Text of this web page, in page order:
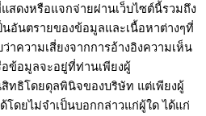
ดงหรือแจกจ่ายผ่านเว็บไซต์นี้รวมถึง
อันตรายของข้อมูลและเนื้อหาต่างๆที่
าความเสี่ยงจากการอ้างอิงความเห็น
ข้อมูลจะอยู่ที่ท่านเพียงผู้
ทธิโดยดุลพินิจของบริษัท แต่เพียงผู้
โดยไม่จำเป็นบอกกล่าวแก่ผู้ใด ได้แก่